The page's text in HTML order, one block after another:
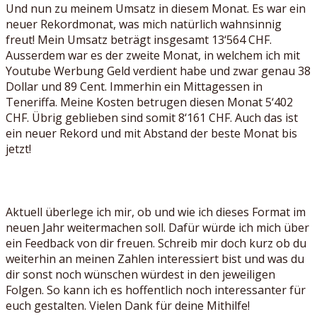
Und nun zu meinem Umsatz in diesem Monat. Es war ein
neuer Rekordmonat, was mich natürlich wahnsinnig
freut! Mein Umsatz beträgt insgesamt 13‘564 CHF.
Ausserdem war es der zweite Monat, in welchem ich mit
Youtube Werbung Geld verdient habe und zwar genau 38
Dollar und 89 Cent. Immerhin ein Mittagessen in
Teneriffa. Meine Kosten betrugen diesen Monat 5‘402
CHF. Übrig geblieben sind somit 8‘161 CHF. Auch das ist
ein neuer Rekord und mit Abstand der beste Monat bis
jetzt!
Aktuell überlege ich mir, ob und wie ich dieses Format im
neuen Jahr weitermachen soll. Dafür würde ich mich über
ein Feedback von dir freuen. Schreib mir doch kurz ob du
weiterhin an meinen Zahlen interessiert bist und was du
dir sonst noch wünschen würdest in den jeweiligen
Folgen. So kann ich es hoffentlich noch interessanter für
euch gestalten. Vielen Dank für deine Mithilfe!